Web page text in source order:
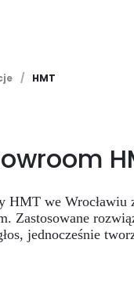
/ HMT
we Wrocławiu
Zastosowane
jednocześnie